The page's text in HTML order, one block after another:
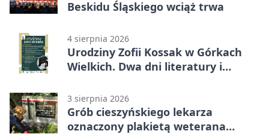
Beskidu Śląskiego wciąż trwa
4 sierpnia 2026
Urodziny Zofii Kossak w Górkach
Wielkich. Dwa dni literatury i
3 sierpnia 2026
Grób cieszyńskiego lekarza
oznaczony plakietą weterana